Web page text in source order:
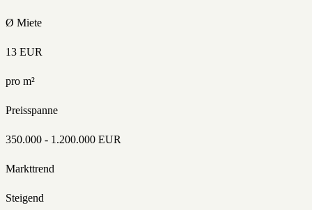
Ø Miete
13 EUR
pro m²
Preisspanne
350.000 - 1.200.000 EUR
Markttrend
Steigend